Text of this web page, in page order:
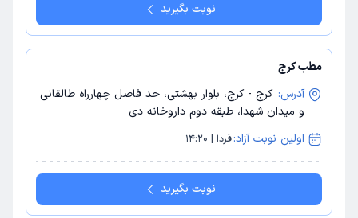
نوبت بگیرید
مطب کرج
آدرس: کرج - کرج، بلوار بهشتی، حد فاصل چهارراه طالقانی
و میدان شهدا، طبقه دوم داروخانه دی
اولین نوبت آزاد:فردا | 14:20
نوبت بگیرید